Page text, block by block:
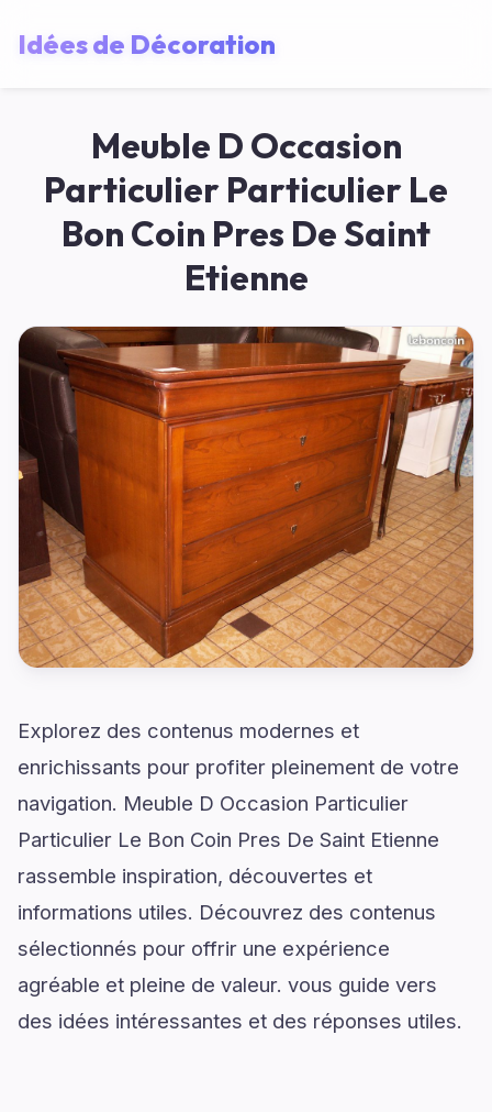
Idées de Décoration
Meuble D Occasion
Particulier Particulier Le
Bon Coin Pres De Saint
Etienne
Explorez des contenus modernes et
enrichissants pour profiter pleinement de votre
navigation. Meuble D Occasion Particulier
Particulier Le Bon Coin Pres De Saint Etienne
rassemble inspiration, découvertes et
informations utiles. Découvrez des contenus
sélectionnés pour offrir une expérience
agréable et pleine de valeur. vous guide vers
des idées intéressantes et des réponses utiles.